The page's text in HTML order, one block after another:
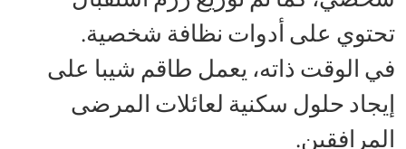
تحتوي على أدوات نظافة شخصية.
في الوقت ذاته، يعمل طاقم شيبا على
إيجاد حلول سكنية لعائلات المرضى
المرافقين.